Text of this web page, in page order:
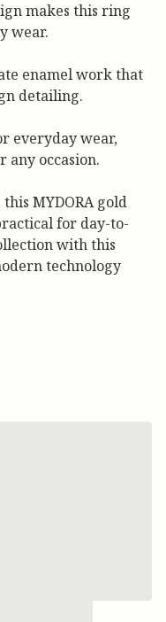
makes this ring
wear.
enamel work that
detailing.
everyday wear,
any occasion.
MYDORA gold
for day-to-
with this
technology